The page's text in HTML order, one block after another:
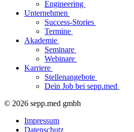
Engineering
Unternehmen
Success-Stories
Termine
Akademie
Seminare
Webinare
Karriere
Stellenangebote
Dein Job bei sepp.med
© 2026 sepp.med gmbh
Impressum
Datenschutz